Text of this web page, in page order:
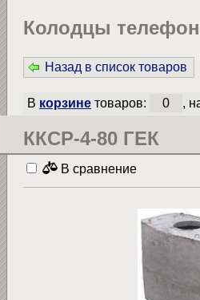
Колодцы
Назад в список товаров
В корзинетоваров: 0 ,
ККСР-4-80 ГЕК
В сравнение